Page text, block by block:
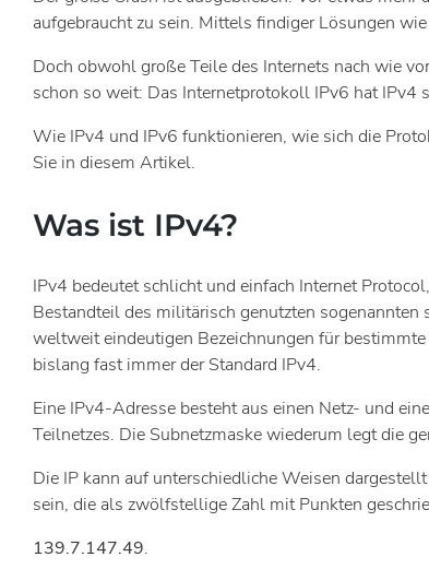
aufgebraucht zu sein. Mittels findiger Lösungen
Doch obwohl große Teile des Internets nach wie
schon so weit: Das Internetprotokoll IPv6 hat
Wie IPv4 und IPv6 funktionieren, wie sich die
Sie in diesem Artikel.
Was ist IPv4?
IPv4 bedeutet schlicht und einfach Internet
Bestandteil des militärisch genutzten
weltweit eindeutigen Bezeichnungen für
bislang fast immer der Standard IPv4.
Eine IPv4-Adresse besteht aus einen Netz- und
Teilnetzes. Die Subnetzmaske wiederum legt die
Die IP kann auf unterschiedliche Weisen
sein, die als zwölfstellige Zahl mit Punkten
139.7.147.49.